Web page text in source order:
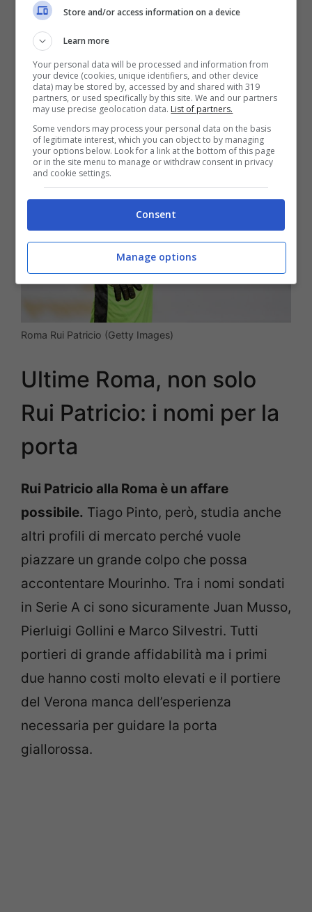
LEGGI ANCHE >>>Calcio Mercato Roma,
scambio incredibile con l’Inter
Roma Rui Patricio (Getty Images)
Ultime Roma, non solo
Rui Patricio: i nomi per la
porta
Rui Patricio alla Roma è un affare
possibile. Tiago Pinto, però, studia anche
altri profili di mercato perché vuole
piazzare un grande colpo che possa
accontentare Mourinho. Tra i nomi sondati
in Serie A ci sono sicuramente Juan Musso,
Pierluigi Gollini e Marco Silvestri. Tutti
portieri di grande affidabilità ma i primi
due hanno costi molto elevati e il portiere
del Verona manca dell’esperienza
necessaria per guidare la porta
giallorossa.
Store and/or access information on a device
Learn more
Your personal data will be processed and information from
your device (cookies, unique identifiers, and other device
data) may be stored by, accessed by and shared with 319
partners, or used specifically by this site. We and our partners
may use precise geolocation data. List of partners.
Some vendors may process your personal data on the basis
of legitimate interest, which you can object to by managing
your options below. Look for a link at the bottom of this page
or in the site menu to manage or withdraw consent in privacy
and cookie settings.
Consent
Manage options